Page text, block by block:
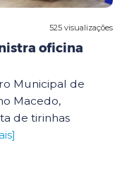
525 visualizações
oficina
Municipal de
Macedo,
de tirinhas